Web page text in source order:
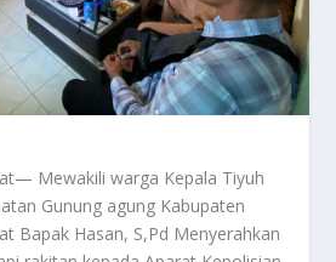
Mewakili warga Kepala Tiyuh
Gunung agung Kabupaten
Bapak Hasan, S,Pd Menyerahkan